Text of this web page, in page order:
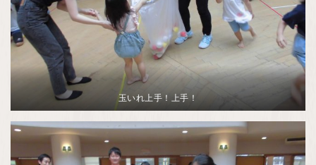
玉いれ上手！上手！